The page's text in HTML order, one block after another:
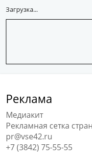
Загрузка...
Реклама
Медиакит
Рекламная сетка
pr@vse42.ru
+7 (3842) 75-55-55